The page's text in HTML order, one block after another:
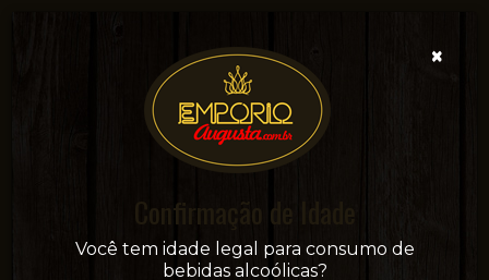
Sua conveniência e adega on-line!
×
Confirmação de Idade
Você tem idade legal para consumo de
bebidas alcoólicas?